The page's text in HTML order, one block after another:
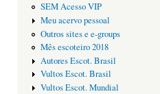
SEM Acesso VIP
Meu acervo pessoal
Outros sites e e-groups
Mês escoteiro 2018
Autores Escot. Brasil
Vultos Escot. Brasil
Vultos Escot. Mundial